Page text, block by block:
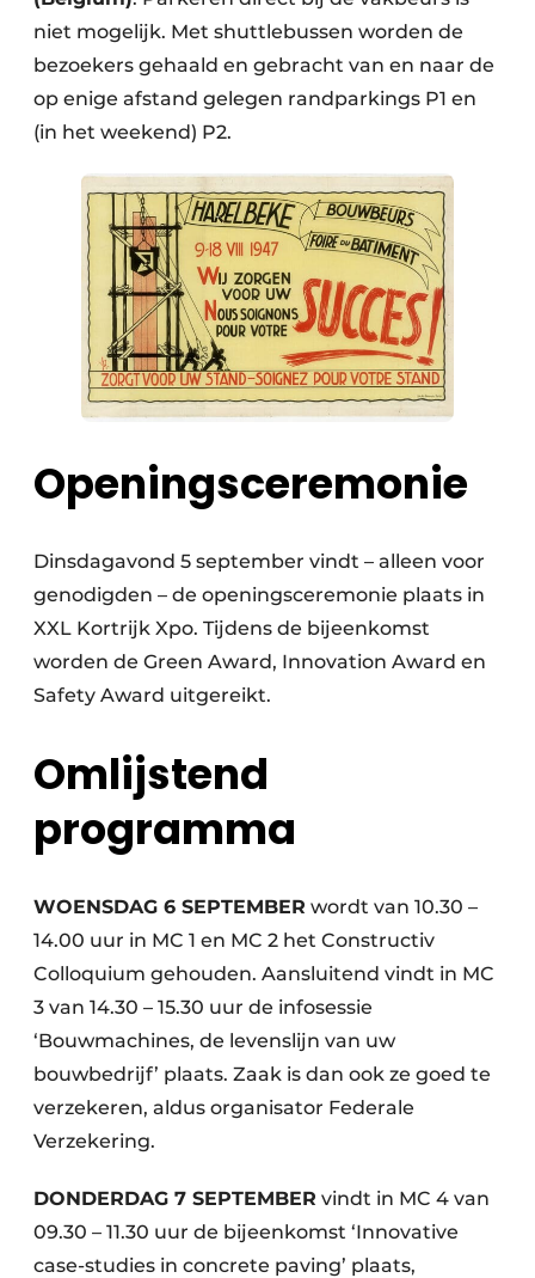
niet mogelijk. Met shuttlebussen worden de
bezoekers gehaald en gebracht van en naar de
op enige afstand gelegen randparkings P1 en
(in het weekend) P2.
Openingsceremonie
Dinsdagavond 5 september vindt – alleen voor
genodigden – de openingsceremonie plaats in
XXL Kortrijk Xpo. Tijdens de bijeenkomst
worden de Green Award, Innovation Award en
Safety Award uitgereikt.
Omlijstend
programma
WOENSDAG 6 SEPTEMBER wordt van 10.30 –
14.00 uur in MC 1 en MC 2 het Constructiv
Colloquium gehouden. Aansluitend vindt in MC
3 van 14.30 – 15.30 uur de infosessie
‘Bouwmachines, de levenslijn van uw
bouwbedrijf’ plaats. Zaak is dan ook ze goed te
verzekeren, aldus organisator Federale
Verzekering.
DONDERDAG 7 SEPTEMBER vindt in MC 4 van
09.30 – 11.30 uur de bijeenkomst ‘Innovative
case-studies in concrete paving’ plaats,